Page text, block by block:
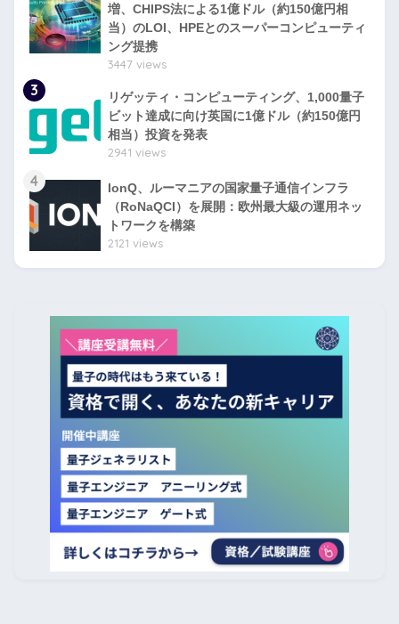
増、CHIPS法による1億ドル（約150億円相
当）のLOI、HPEとのスーパーコンピューティ
ング提携
3447 views
3
リゲッティ・コンピューティング、1,000量子
ビット達成に向け英国に1億ドル（約150億円
相当）投資を発表
2941 views
4
IonQ、ルーマニアの国家量子通信インフラ
（RoNaQCI）を展開：欧州最大級の運用ネッ
トワークを構築
2121 views